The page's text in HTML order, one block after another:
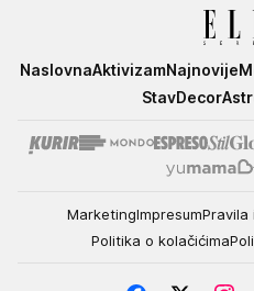
Elle
NaslovnaAktivizamNajnovije
StavDecor
MarketingImpresumPravila
Politika o kolačićima